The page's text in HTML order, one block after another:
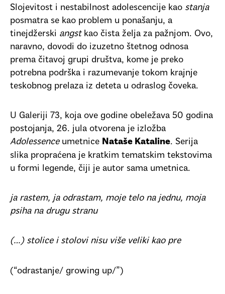
Slojevitost i nestabilnost adolescencije kao stanja
posmatra se kao problem u ponašanju, a
tinejdžerski angstkao čista želja za pažnjom. Ovo,
naravno, dovodi do izuzetno štetnog odnosa
prema čitavoj grupi društva, kome je preko
potrebna podrška i razumevanje tokom krajnje
teskobnog prelaza iz deteta u odraslog čoveka.
U Galeriji 73, koja ove godine obeležava 50 godina
postojanja, 26. jula otvorena je izložba
Adolessenceumetnice Nataše Kataline. Serija
slika propraćena je kratkim tematskim tekstovima
u formi legende, čiji je autor sama umetnica.
ja rastem, ja odrastam, moje telo na jednu, moja
psiha na drugu stranu
(…) stolice i stolovi nisu više veliki kao pre
(“odrastanje/ growing up/”)